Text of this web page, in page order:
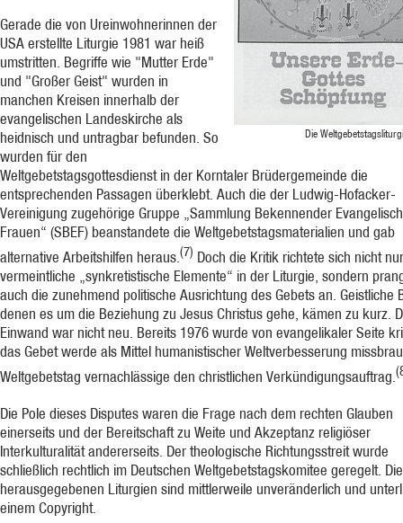
Die
Gerade die von Ureinwohnerinnen der
USA erstellte Liturgie 1981 war heiß
umstritten. Begriffe wie "Mutter Erde"
und "Großer Geist" wurden in
manchen Kreisen innerhalb der
evangelischen Landeskirche als
heidnisch und untragbar befunden. So
wurden für den
Weltgebetstagsgottesdienst in der Korntaler Brüdergemeinde die
entsprechenden Passagen überklebt. Auch die der Ludwig-Hofacker-
Vereinigung zugehörige Gruppe „Sammlung Bekennender
Frauen“ (SBEF) beanstandete die Weltgebetstagsmaterialien und gab
alternative Arbeitshilfen heraus.(7) Doch die Kritik richtete sich nicht
vermeintliche „synkretistische Elemente“ in der Liturgie, sondern
auch die zunehmend politische Ausrichtung des Gebets an. Geistliche
denen es um die Beziehung zu Jesus Christus gehe, kämen zu kurz.
Einwand war nicht neu. Bereits 1976 wurde von evangelikaler Seite
das Gebet werde als Mittel humanistischer Weltverbesserung
Weltgebetstag vernachlässige den christlichen Verkündigungsauftrag.
Die Pole dieses Disputes waren die Frage nach dem rechten Glauben
einerseits und der Bereitschaft zu Weite und Akzeptanz religiöser
Interkulturalität andererseits. Der theologische Richtungsstreit wurde
schließlich rechtlich im Deutschen Weltgebetstagskomitee geregelt.
herausgegebenen Liturgien sind mittlerweile unveränderlich und
einem Copyright.